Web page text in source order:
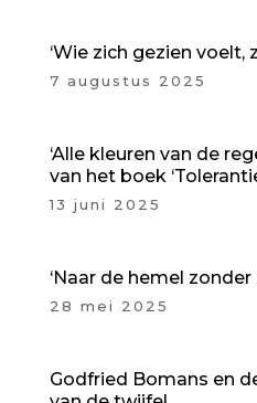
‘Wie zich gezien voelt,
7 augustus 2025
‘Alle kleuren van de
van het boek
13 juni 2025
‘Naar de hemel
28 mei 2025
Godfried Bomans en